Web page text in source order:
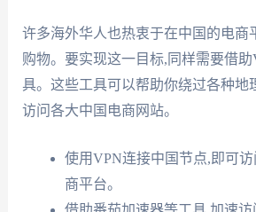
许多海外华人也热衷于在中国的电商
购物。要实现这一目标,同样需要借
具。这些工具可以帮助你绕过各种地
访问各大中国电商网站。
使用VPN连接中国节点,即可
商平台。